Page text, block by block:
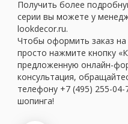
Получить более
серии вы можете у
lookdecor.ru.
Чтобы оформить заказ
просто нажмите кнопку
предложенную онлайн-
консультация,
телефону +7 (495) 255-
шопинга!